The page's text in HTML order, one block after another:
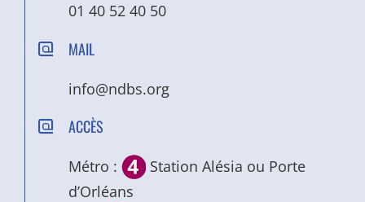
01 40 52 40 50
MAIL
info@ndbs.org
ACCÈS
Métro :
Station Alésia ou Porte
d’Orléans